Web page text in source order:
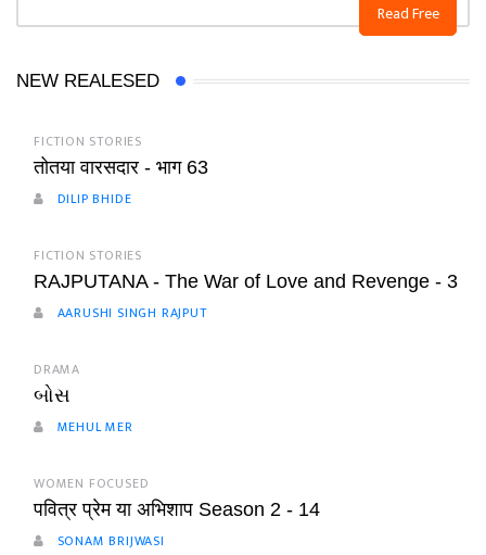
Read Free
NEW REALESED
FICTION STORIES
तोतया वारसदार - भाग 63
DILIP BHIDE
FICTION STORIES
RAJPUTANA - The War of Love and Revenge - 3
AARUSHI SINGH RAJPUT
DRAMA
બોસ
MEHUL MER
WOMEN FOCUSED
पवित्र प्रेम या अभिशाप Season 2 - 14
SONAM BRIJWASI